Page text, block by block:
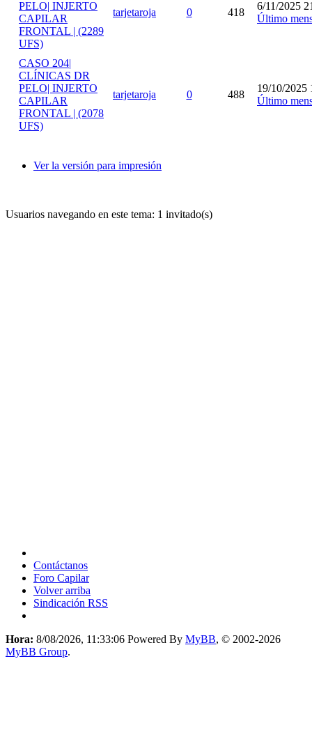
PELO| INJERTO
CAPILAR
FRONTAL | (2289
UFS)
tarjetaroja 0 418
6/11/2025
Último
CASO 204|
CLÍNICAS DR
PELO| INJERTO
CAPILAR
FRONTAL | (2078
UFS)
tarjetaroja 0 488
19/10/2025
Último
Ver la versión para impresión
Usuarios navegando en este tema: 1 invitado(s)
Contáctanos
Foro Capilar
Volver arriba
Sindicación RSS
Hora: 8/08/2026, 11:33:06 Powered By MyBB, © 2002-2026
MyBB Group.